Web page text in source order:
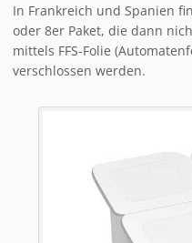
In Frankreich und Spanien
oder 8er Paket, die dann
mittels FFS-Folie
verschlossen werden.